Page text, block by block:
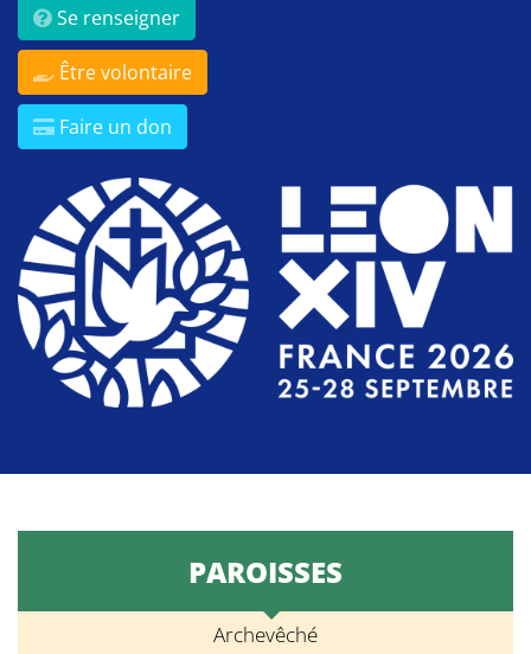
Se renseigner
Être volontaire
Faire un don
PAROISSES
Archevêché